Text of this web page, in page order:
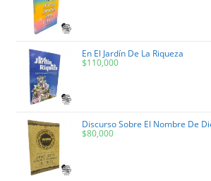
En El Jardín De La Riqueza
$110,000
Discurso Sobre El Nombre De
$80,000